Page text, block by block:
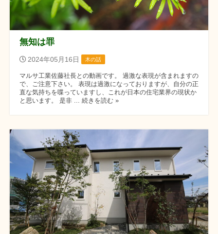
無知は罪
2024年05月16日 木の話
マルサ工業佐藤社長との動画です。 過激な表現が含まれますの
で、ご注意下さい。 表現は過激になっておりますが、自分の正
直な気持ちを喋っていますし、これが日本の住宅業界の現状か
と思います。 是非 ... 続きを読む »